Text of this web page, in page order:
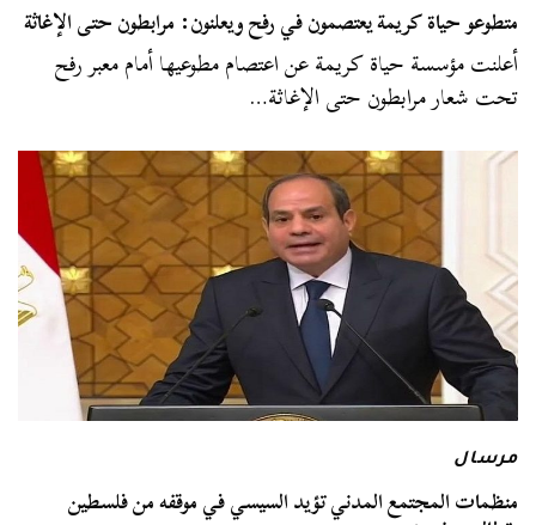
متطوعو حياة كريمة يعتصمون في رفح ويعلنون: مرابطون حتى الإغاثة
أعلنت مؤسسة حياة كريمة عن اعتصام مطوعيها أمام معبر رفح
تحت شعار مرابطون حتى الإغاثة…
مرسال
منظمات المجتمع المدني تؤيد السيسي في موقفه من فلسطين